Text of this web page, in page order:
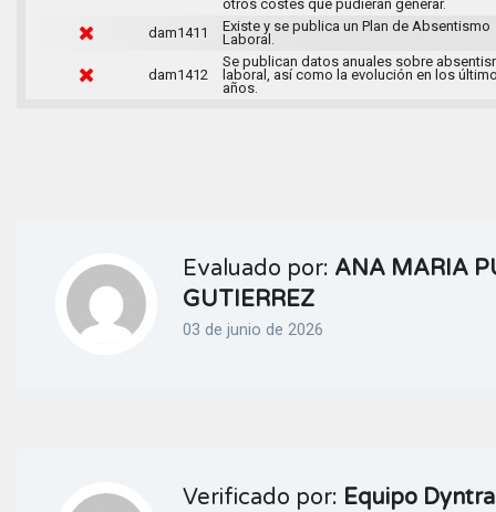
otros costes que pudieran generar.
dam1411
Existe y se publica un Plan de Absentismo
Laboral.
dam1412
Se publican datos anuales sobre
laboral, así como la evolución en los
años.
Evaluado por: ANA MARIA
GUTIERREZ
03 de junio de 2026
Verificado por: Equipo Dyntra